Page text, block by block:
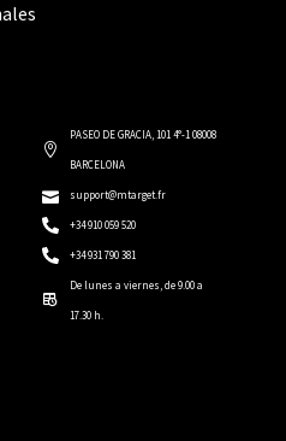
PASEO DE GRACIA, 101 4°-1 08008
BARCELONA
support@mtarget.fr
+34 910 059 520
+34 931 790 381
De lunes a viernes, de 9.00 a
17.30 h.